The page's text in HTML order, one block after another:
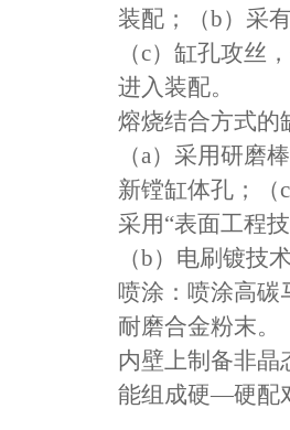
装配；（b）采
（c）缸孔攻丝
进入装配。
熔烧结合方式的
（a）采用研磨
新镗缸体孔；（
采用“表面工程
（b）电刷镀技
喷涂：喷涂高碳
耐磨合金粉末。
内壁上制备非晶
能组成硬—硬配